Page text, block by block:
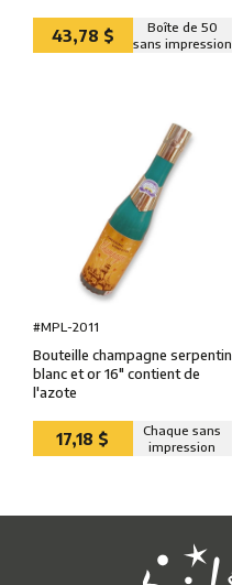
43,78 $
Boîte de 50
sans impression
#MPL-2011
Bouteille champagne serpentin
blanc et or 16″ contient de
l'azote
17,18 $
Chaque sans
impression